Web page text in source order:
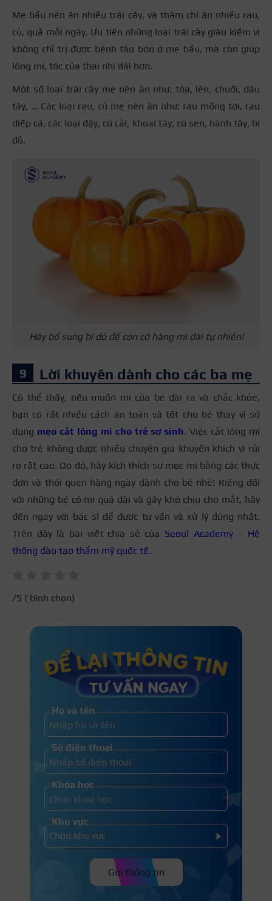
Mẹ bầu nên ăn nhiều trái cây, và thậm chí ăn nhiều rau,
củ, quả mỗi ngày. Ưu tiên những loại trái cây giàu kiềm vì
không chỉ trị được bệnh táo bón ở mẹ bầu, mà còn giúp
lông mi, tóc của thai nhi dài hơn.
Một số loại trái cây mẹ nên ăn như: tóa, lên, chuối, dâu
tây, … Các loại rau, củ mẹ nên ăn như: rau mồng tơi, rau
diếp cá, các loại đậy, củ cải, khoai tây, củ sen, hành tây, bí
đỏ,
Hãy bổ sung bí đỏ để con có hàng mi dài tự nhiên!
Lời khuyên dành cho các ba mẹ
Có thể thấy, nếu muốn mi của bé dài ra và chắc khỏe,
bạn có rất nhiều cách an toàn và tốt cho bé thay vì sử
dụng mẹo cắt lông mi cho trẻ sơ sinh. Việc cắt lông mi
cho trẻ không được nhiều chuyên gia khuyến khích vì rủi
ro rất cao. Do đó, hãy kích thích sự mọc mi bằng các thực
đơn và thói quen hàng ngày dành cho bé nhé! Riêng đối
với những bé có mi quá dài và gây khó chịu cho mắt, hãy
đến ngay với bác sĩ để được tư vấn và xử lý đúng nhất.
Trên đây là bài viết chia sẻ của Seoul Academy – Hệ
thống đào tạo thẩm mỹ quốc tế.
/5 ( bình chọn)
Họ và tên
Số điện thoại
Khóa học
Khu vực
Gửi thông tin